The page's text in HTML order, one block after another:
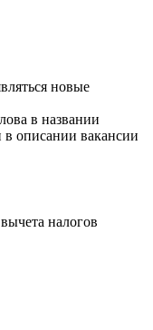
новые
в названии
описании вакансии
налогов